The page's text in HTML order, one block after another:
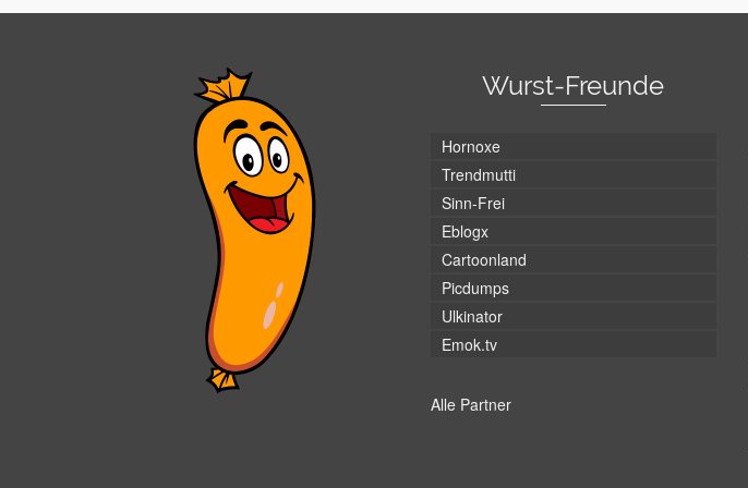
Wurst-Freunde
Hornoxe
Trendmutti
Sinn-Frei
Eblogx
Cartoonland
Picdumps
Ulkinator
Emok.tv
Alle Partner